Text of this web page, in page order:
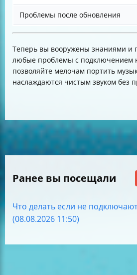
Проблемы после обновления
Теперь вы вооружены знаниями и
любые проблемы с подключением
позволяйте мелочам портить
наслаждаются чистым звуком без
Ранее вы посещали
Что делать если не
(08.08.2026 11:50)